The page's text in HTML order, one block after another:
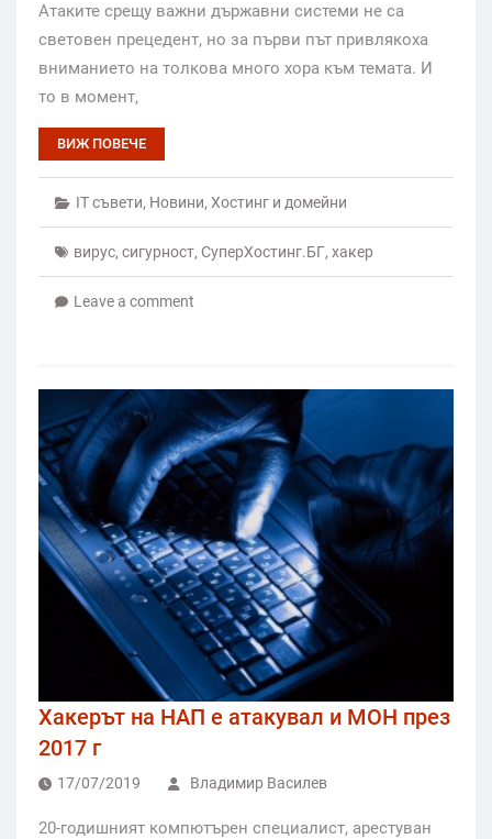
Атаките срещу важни държавни системи не са
световен прецедент, но за първи път привлякоха
вниманието на толкова много хора към темата. И
то в момент,
ВИЖ ПОВЕЧЕ
IT съвети, Новини, Хостинг и домейни
вирус, сигурност, СуперХостинг.БГ, хакер
Leave a comment
Хакерът на НАП е атакувал и МОН през
2017 г
17/07/2019 Владимир Василев
20-годишният компютърен специалист, арестуван